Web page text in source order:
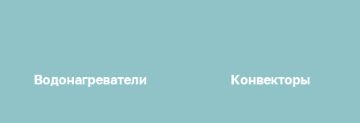
Водонагреватели Конвекторы